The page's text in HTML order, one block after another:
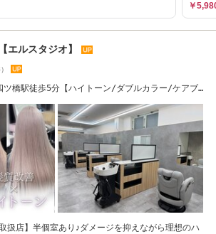
￥
エルスタジオ】
橋駅徒歩5分【ハイトーン/ダブルカラー/ケアブ
扱店】半個室あり♪ダメージを抑えながら理想のハ